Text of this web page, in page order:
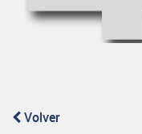
Volver